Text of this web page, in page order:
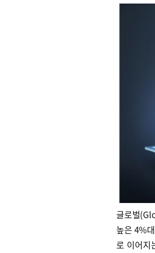
글로벌
높은 4%
로 이어지